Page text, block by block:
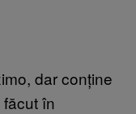
dar conține
în